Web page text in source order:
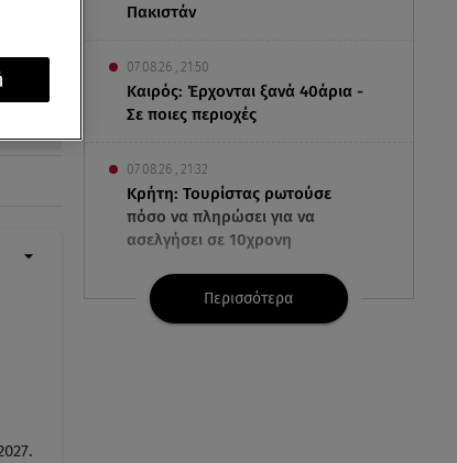
Πακιστάν
07.08.26 , 21:50
Καιρός: Έρχονται ξανά 40άρια -
Σε ποιες περιοχές
07.08.26 , 21:32
Κρήτη: Τουρίστας ρωτούσε
πόσο να πληρώσει για να
ασελγήσει σε 10χρονη
07.08.26 , 21:17
Κλήρωση Eurojackpot
Περισσότερα